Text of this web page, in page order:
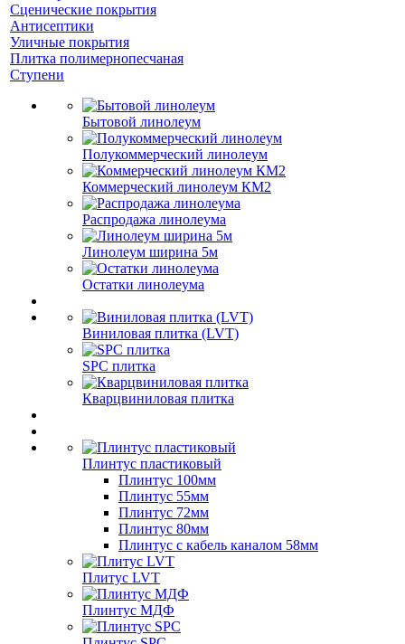
Сценические покрытия
Антисептики
Уличные покрытия
Плитка полимернопесчаная
Ступени
Бытовой линолеум
Полукоммерческий линолеум
Коммерческий линолеум КМ2
Распродажа линолеума
Линолеум ширина 5м
Остатки линолеума
Виниловая плитка (LVT)
SPC плитка
Кварцвиниловая плитка
Плинтус пластиковый
Плинтус 100мм
Плинтус 55мм
Плинтус 72мм
Плинтус 80мм
Плинтус с кабель каналом 58мм
Плитус LVT
Плинтус МДФ